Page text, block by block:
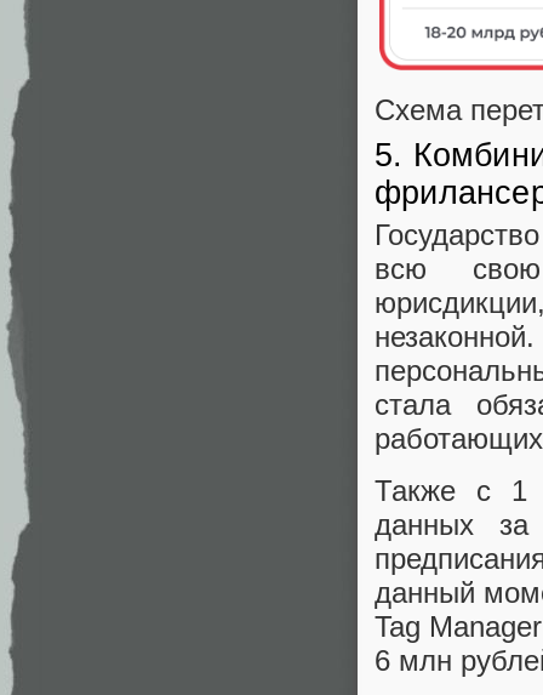
Схема
5.
всю свою
стала
Также с 1
данных за
данный
Tag
6 млн